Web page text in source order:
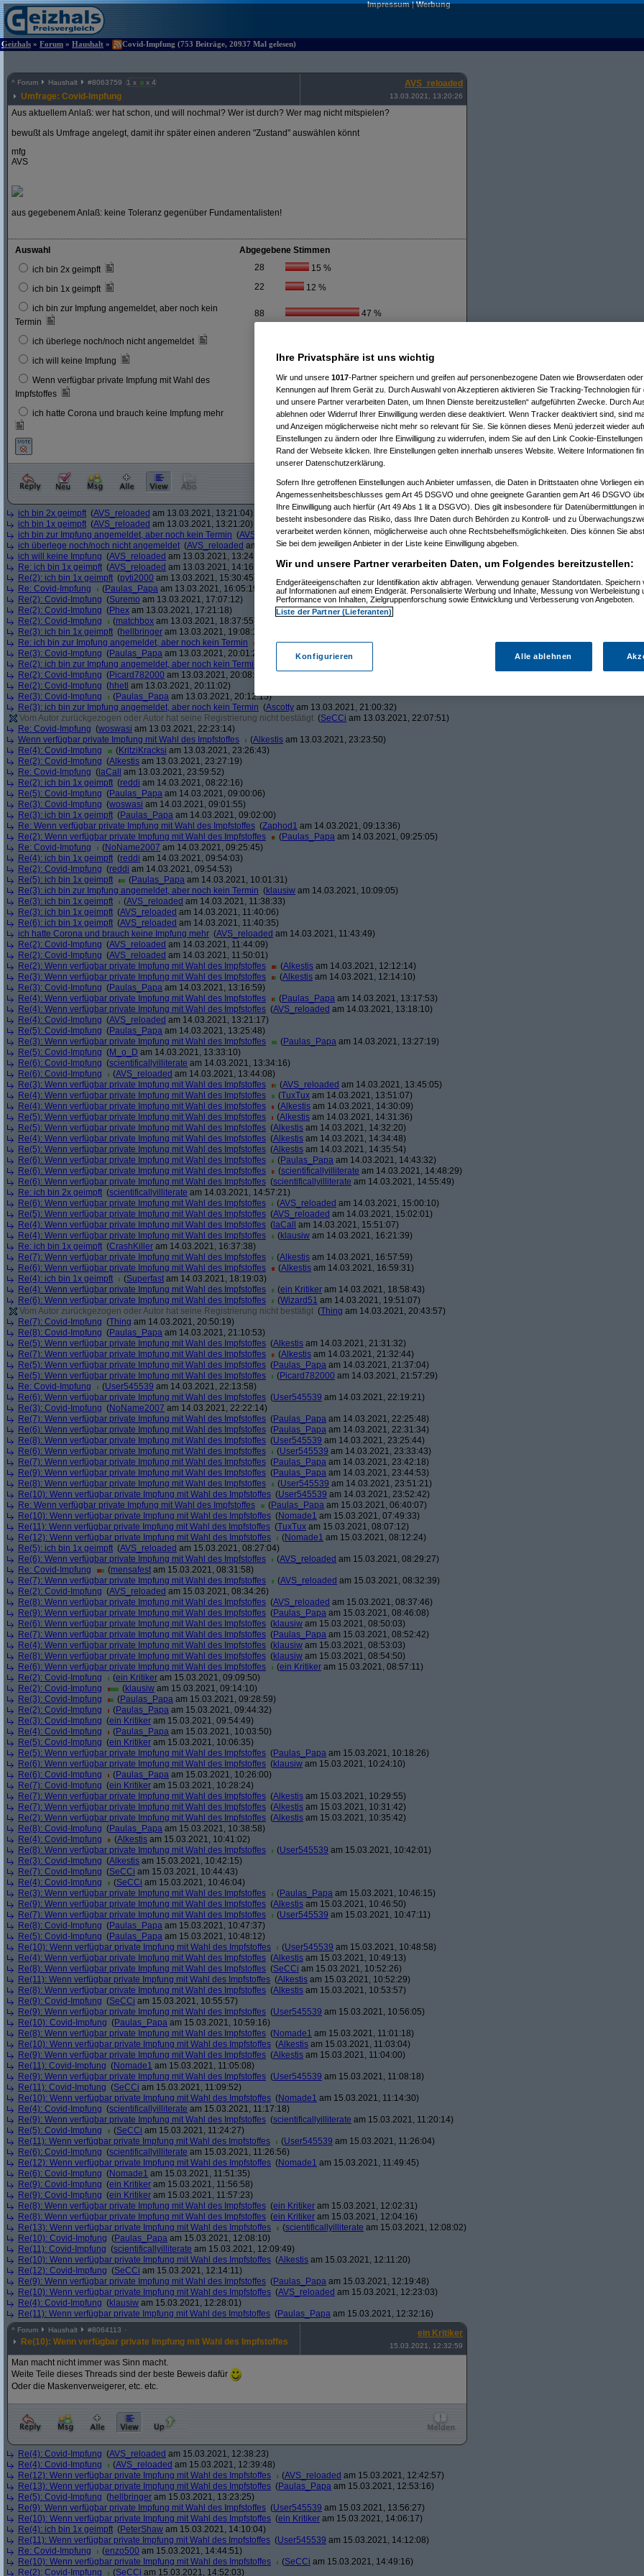
Impressum|Werbung
Geizhals » Forum » Haushalt » Covid-Impfung (753 Beiträge, 20937 Mal gelesen)
^ Forum Haushalt #8063759 1 x x 4
Umfrage: Covid-Impfung
AVS_reloaded
13.03.2021, 13:20:26
Aus aktuellem Anlaß: wer hat schon, und will nochmal? Wer ist durch? Wer mag nicht mitspielen?
bewußt als Umfrage angelegt, damit ihr später einen anderen "Zustand" auswählen könnt
mfg
AVS
aus gegebenem Anlaß: keine Toleranz gegenüber Fundamentalisten!
Auswahl
Abgegebene Stimmen
ich bin 2x geimpft
28 15 %
ich bin 1x geimpft 22 12 %
ich bin zur Impfung angemeldet, aber noch kein
Termin
88 47 %
ich überlege noch/noch nicht angemeldet
ich will keine Impfung 12 %
Wenn verfügbar private Impfung mit Wahl des
Impfstoffes
ich hatte Corona und brauch keine Impfung mehr 4 %
ich bin 2x geimpft (AVS_reloaded am 13.03.2021, 13:21:04)
ich bin 1x geimpft (AVS_reloaded am 13.03.2021, 13:21:20)
ich bin zur Impfung angemeldet, aber noch kein Termin (AVS_reloadedam 13.03.2021, 13:22:08)
ich überlege noch/noch nicht angemeldet (AVS_reloaded am 13.03.2021, 13:23:55)
ich will keine Impfung (AVS_reloaded am 13.03.2021, 13:24:12)
Re: ich bin 1x geimpft (AVS_reloaded am 13.03.2021, 14:16:51)
Re(2): ich bin 1x geimpft (pyti2000 am 13.03.2021, 15:30:45)
Re: Covid-Impfung
(Paulas_Papa am 13.03.2021, 16:05:19)
Re(2): Covid-Impfung (Suremo am 13.03.2021, 17:07:12)
Re(2): Covid-Impfung (Phex am 13.03.2021, 17:21:18)
Re(2): Covid-Impfung
(matchbox am 13.03.2021, 18:37:55)
Re(3): ich bin 1x geimpft (hellbringer am 13.03.2021, 19:08:15)
Re: ich bin zur Impfung angemeldet, aber noch kein Termin
Ascottyam 13.03.2021, 19:14:53)
Re(3): Covid-Impfung (Paulas_Papa am 13.03.2021, 20:01:29)
Re(2): ich bin zur Impfung angemeldet, aber noch kein Termin
Re(2): Covid-Impfung (Picard782000 am 13.03.2021, 20:08:50)
Re(2): Covid-Impfung (hhetl am 13.03.2021, 20:11:02)
Re(3): Covid-Impfung
(Paulas_Papa am 13.03.2021, 20:12:15)
Re(3): ich bin zur Impfung angemeldet, aber noch kein Termin (Ascotty am 13.03.2021, 21:00:32)
Vom Autor zurückgezogen oder Autor hat seine Registrierung nicht bestätigt (SeCCi am 13.03.2021, 22:07:51)
Re: Covid-Impfung (woswasi am 13.03.2021, 22:23:14)
Wenn verfügbar private Impfung mit Wahl des Impfstoffes
(Alkestis am 13.03.2021, 23:23:50)
Re(4): Covid-Impfung
(KritziKracksi am 13.03.2021, 23:26:43)
Re(2): Covid-Impfung (Alkestis am 13.03.2021, 23:27:19)
Re: Covid-Impfung ( laCall
am 13.03.2021, 23:59:52)
Re(2): ich bin 1x geimpft (reddi am 14.03.2021, 08:22:16)
Re(5): Covid-Impfung (Paulas_Papa am 14.03.2021, 09:00:06)
Re(3): Covid-Impfung (woswasi am 14.03.2021, 09:01:55)
Re(3): ich bin 1x geimpft (Paulas_Papa am 14.03.2021, 09:02:00)
Re: Wenn verfügbar private Impfung mit Wahl des Impfstoffes (Zaphod1 am 14.03.2021, 09:13:36)
Re(2): Wenn verfügbar private Impfung mit Wahl des Impfstoffes
(Paulas_Papa am 14.03.2021, 09:25:05)
Re: Covid-Impfung
(NoName2007 am 14.03.2021, 09:25:45)
Re(4): ich bin 1x geimpft (reddi am 14.03.2021, 09:54:03)
Re(2): Covid-Impfung (reddi am 14.03.2021, 09:54:53)
Re(5): ich bin 1x geimpft
(Paulas_Papa am 14.03.2021, 10:01:31)
Re(3): ich bin zur Impfung angemeldet, aber noch kein Termin (klausiw am 14.03.2021, 10:09:05)
Re(3): ich bin 1x geimpft
(AVS_reloaded am 14.03.2021, 11:38:33)
Re(3): ich bin 1x geimpft (AVS_reloaded am 14.03.2021, 11:40:06)
Re(6): ich bin 1x geimpft (AVS_reloaded am 14.03.2021, 11:40:35)
ich hatte Corona und brauch keine Impfung mehr (AVS_reloaded am 14.03.2021, 11:43:49)
Re(2): Covid-Impfung (AVS_reloaded am 14.03.2021, 11:44:09)
Re(2): Covid-Impfung (AVS_reloaded am 14.03.2021, 11:50:01)
Re(2): Wenn verfügbar private Impfung mit Wahl des Impfstoffes
(Alkestis am 14.03.2021, 12:12:14)
Re(3): Wenn verfügbar private Impfung mit Wahl des Impfstoffes
(Alkestis am 14.03.2021, 12:14:10)
Re(3): Covid-Impfung (Paulas_Papa am 14.03.2021, 13:16:59)
Re(4): Wenn verfügbar private Impfung mit Wahl des Impfstoffes
(Paulas_Papa am 14.03.2021, 13:17:53)
Re(4): Wenn verfügbar private Impfung mit Wahl des Impfstoffes (AVS_reloaded am 14.03.2021, 13:18:10)
Re(4): Covid-Impfung (AVS_reloaded am 14.03.2021, 13:21:17)
Re(5): Covid-Impfung (Paulas_Papa am 14.03.2021, 13:25:48)
Re(3): Wenn verfügbar private Impfung mit Wahl des Impfstoffes
(Paulas_Papa am 14.03.2021, 13:27:19)
Re(5): Covid-Impfung (M_o_D am 14.03.2021, 13:33:10)
Re(6): Covid-Impfung (scientificallyilliterate am 14.03.2021, 13:34:16)
Re(6): Covid-Impfung
(AVS_reloaded am 14.03.2021, 13:44:08)
Re(3): Wenn verfügbar private Impfung mit Wahl des Impfstoffes
(AVS_reloaded am 14.03.2021, 13:45:05)
Re(4): Wenn verfügbar private Impfung mit Wahl des Impfstoffes
(TuxTux am 14.03.2021, 13:51:07)
Re(4): Wenn verfügbar private Impfung mit Wahl des Impfstoffes
(Alkestis am 14.03.2021, 14:30:09)
Re(5): Wenn verfügbar private Impfung mit Wahl des Impfstoffes
(Alkestis am 14.03.2021, 14:31:36)
Re(5): Wenn verfügbar private Impfung mit Wahl des Impfstoffes (Alkestis am 14.03.2021, 14:32:20)
Re(4): Wenn verfügbar private Impfung mit Wahl des Impfstoffes (Alkestis am 14.03.2021, 14:34:48)
Re(5): Wenn verfügbar private Impfung mit Wahl des Impfstoffes (Alkestis am 14.03.2021, 14:35:54)
Re(6): Wenn verfügbar private Impfung mit Wahl des Impfstoffes
(Paulas_Papa am 14.03.2021, 14:43:32)
Re(6): Wenn verfügbar private Impfung mit Wahl des Impfstoffes
(scientificallyilliterate am 14.03.2021, 14:48:29)
Re(6): Wenn verfügbar private Impfung mit Wahl des Impfstoffes (scientificallyilliterate am 14.03.2021, 14:55:49)
Re: ich bin 2x geimpft (scientificallyilliterate am 14.03.2021, 14:57:21)
Re(6): Wenn verfügbar private Impfung mit Wahl des Impfstoffes
(AVS_reloaded am 14.03.2021, 15:00:10)
Re(5): Wenn verfügbar private Impfung mit Wahl des Impfstoffes (AVS_reloaded am 14.03.2021, 15:02:01)
Re(4): Wenn verfügbar private Impfung mit Wahl des Impfstoffes ( laCall
am 14.03.2021, 15:51:07)
Re(4): Wenn verfügbar private Impfung mit Wahl des Impfstoffes
(klausiw am 14.03.2021, 16:21:39)
Re: ich bin 1x geimpft (CrashKiller am 14.03.2021, 16:37:38)
Re(7): Wenn verfügbar private Impfung mit Wahl des Impfstoffes
(Alkestis am 14.03.2021, 16:57:59)
Re(6): Wenn verfügbar private Impfung mit Wahl des Impfstoffes
(Alkestis am 14.03.2021, 16:59:31)
Re(4): ich bin 1x geimpft
(Superfast am 14.03.2021, 18:19:03)
Re(4): Wenn verfügbar private Impfung mit Wahl des Impfstoffes
(ein Kritiker am 14.03.2021, 18:58:43)
Re(6): Wenn verfügbar private Impfung mit Wahl des Impfstoffes
(Wizard51 am 14.03.2021, 19:51:07)
Vom Autor zurückgezogen oder Autor hat seine Registrierung nicht bestätigt (Thing am 14.03.2021, 20:43:57)
Re(7): Covid-Impfung (Thing am 14.03.2021, 20:50:19)
Re(8): Covid-Impfung (Paulas_Papa am 14.03.2021, 21:10:53)
Re(5): Wenn verfügbar private Impfung mit Wahl des Impfstoffes (Alkestis am 14.03.2021, 21:31:32)
Re(7): Wenn verfügbar private Impfung mit Wahl des Impfstoffes
(Alkestis am 14.03.2021, 21:32:44)
Re(5): Wenn verfügbar private Impfung mit Wahl des Impfstoffes (Paulas_Papa am 14.03.2021, 21:37:04)
Re(5): Wenn verfügbar private Impfung mit Wahl des Impfstoffes
(Picard782000 am 14.03.2021, 21:57:29)
Re: Covid-Impfung
(User545539 am 14.03.2021, 22:13:58)
Re(6): Wenn verfügbar private Impfung mit Wahl des Impfstoffes (User545539 am 14.03.2021, 22:19:21)
Re(3): Covid-Impfung (NoName2007 am 14.03.2021, 22:22:14)
Re(7): Wenn verfügbar private Impfung mit Wahl des Impfstoffes (Paulas_Papa am 14.03.2021, 22:25:48)
Re(6): Wenn verfügbar private Impfung mit Wahl des Impfstoffes (Paulas_Papa am 14.03.2021, 22:31:34)
Re(8): Wenn verfügbar private Impfung mit Wahl des Impfstoffes (User545539 am 14.03.2021, 23:25:44)
Re(6): Wenn verfügbar private Impfung mit Wahl des Impfstoffes
(User545539 am 14.03.2021, 23:33:43)
Re(7): Wenn verfügbar private Impfung mit Wahl des Impfstoffes (Paulas_Papa am 14.03.2021, 23:42:18)
Re(9): Wenn verfügbar private Impfung mit Wahl des Impfstoffes (Paulas_Papa am 14.03.2021, 23:44:53)
Re(8): Wenn verfügbar private Impfung mit Wahl des Impfstoffes
(User545539 am 14.03.2021, 23:51:21)
Re(10): Wenn verfügbar private Impfung mit Wahl des Impfstoffes (User545539 am 14.03.2021, 23:52:42)
Re: Wenn verfügbar private Impfung mit Wahl des Impfstoffes
(Paulas_Papa am 15.03.2021, 06:40:07)
Re(10): Wenn verfügbar private Impfung mit Wahl des Impfstoffes (Nomade1 am 15.03.2021, 07:49:33)
Re(11): Wenn verfügbar private Impfung mit Wahl des Impfstoffes (TuxTux am 15.03.2021, 08:07:12)
Re(12): Wenn verfügbar private Impfung mit Wahl des Impfstoffes
(Nomade1 am 15.03.2021, 08:12:24)
Re(5): ich bin 1x geimpft (AVS_reloaded am 15.03.2021, 08:27:04)
Re(6): Wenn verfügbar private Impfung mit Wahl des Impfstoffes
(AVS_reloaded am 15.03.2021, 08:29:27)
Re: Covid-Impfung
(mensafest am 15.03.2021, 08:31:58)
Re(7): Wenn verfügbar private Impfung mit Wahl des Impfstoffes
(AVS_reloaded am 15.03.2021, 08:32:39)
Re(2): Covid-Impfung (AVS_reloaded am 15.03.2021, 08:34:26)
Re(8): Wenn verfügbar private Impfung mit Wahl des Impfstoffes (AVS_reloaded am 15.03.2021, 08:37:46)
Re(9): Wenn verfügbar private Impfung mit Wahl des Impfstoffes (Paulas_Papa am 15.03.2021, 08:46:08)
Re(6): Wenn verfügbar private Impfung mit Wahl des Impfstoffes (klausiw am 15.03.2021, 08:50:03)
Re(7): Wenn verfügbar private Impfung mit Wahl des Impfstoffes (Paulas_Papa am 15.03.2021, 08:52:42)
Re(4): Wenn verfügbar private Impfung mit Wahl des Impfstoffes (klausiw am 15.03.2021, 08:53:03)
Re(8): Wenn verfügbar private Impfung mit Wahl des Impfstoffes (klausiw am 15.03.2021, 08:54:50)
Re(6): Wenn verfügbar private Impfung mit Wahl des Impfstoffes
(ein Kritiker am 15.03.2021, 08:57:11)
Re(2): Covid-Impfung
(ein Kritiker am 15.03.2021, 09:09:50)
Re(2): Covid-Impfung
(klausiw am 15.03.2021, 09:14:10)
Re(3): Covid-Impfung
(Paulas_Papa am 15.03.2021, 09:28:59)
Re(2): Covid-Impfung
(Paulas_Papa am 15.03.2021, 09:44:32)
Re(3): Covid-Impfung (ein Kritiker am 15.03.2021, 09:54:49)
Re(4): Covid-Impfung
(Paulas_Papa am 15.03.2021, 10:03:50)
Re(5): Covid-Impfung (ein Kritiker am 15.03.2021, 10:06:35)
Re(5): Wenn verfügbar private Impfung mit Wahl des Impfstoffes (Paulas_Papa am 15.03.2021, 10:18:26)
Re(6): Wenn verfügbar private Impfung mit Wahl des Impfstoffes (klausiw am 15.03.2021, 10:24:10)
Re(6): Covid-Impfung
(Paulas_Papa am 15.03.2021, 10:26:00)
Re(7): Covid-Impfung (ein Kritiker am 15.03.2021, 10:28:24)
Re(7): Wenn verfügbar private Impfung mit Wahl des Impfstoffes (Alkestis am 15.03.2021, 10:29:55)
Re(7): Wenn verfügbar private Impfung mit Wahl des Impfstoffes (Alkestis am 15.03.2021, 10:31:42)
Re(2): Wenn verfügbar private Impfung mit Wahl des Impfstoffes (Alkestis am 15.03.2021, 10:35:42)
Re(8): Covid-Impfung (Paulas_Papa am 15.03.2021, 10:38:58)
Re(4): Covid-Impfung
(Alkestis am 15.03.2021, 10:41:02)
Re(8): Wenn verfügbar private Impfung mit Wahl des Impfstoffes
(User545539 am 15.03.2021, 10:42:01)
Re(3): Covid-Impfung (Alkestis am 15.03.2021, 10:42:15)
Re(7): Covid-Impfung (SeCCi am 15.03.2021, 10:44:43)
Re(4): Covid-Impfung
(SeCCi am 15.03.2021, 10:46:04)
Re(3): Wenn verfügbar private Impfung mit Wahl des Impfstoffes
(Paulas_Papa am 15.03.2021, 10:46:15)
Re(9): Wenn verfügbar private Impfung mit Wahl des Impfstoffes (Alkestis am 15.03.2021, 10:46:50)
Re(7): Wenn verfügbar private Impfung mit Wahl des Impfstoffes
(User545539 am 15.03.2021, 10:47:11)
Re(8): Covid-Impfung (Paulas_Papa am 15.03.2021, 10:47:37)
Re(5): Covid-Impfung (Paulas_Papa am 15.03.2021, 10:48:12)
Re(10): Wenn verfügbar private Impfung mit Wahl des Impfstoffes
(User545539 am 15.03.2021, 10:48:58)
Re(4): Wenn verfügbar private Impfung mit Wahl des Impfstoffes (Alkestis am 15.03.2021, 10:49:13)
Re(8): Wenn verfügbar private Impfung mit Wahl des Impfstoffes (SeCCi am 15.03.2021, 10:52:26)
Re(11): Wenn verfügbar private Impfung mit Wahl des Impfstoffes (Alkestis am 15.03.2021, 10:52:29)
Re(8): Wenn verfügbar private Impfung mit Wahl des Impfstoffes (Alkestis am 15.03.2021, 10:53:57)
Re(9): Covid-Impfung (SeCCi am 15.03.2021, 10:55:57)
Re(9): Wenn verfügbar private Impfung mit Wahl des Impfstoffes (User545539 am 15.03.2021, 10:56:05)
Re(10): Covid-Impfung (Paulas_Papa am 15.03.2021, 10:59:16)
Re(8): Wenn verfügbar private Impfung mit Wahl des Impfstoffes (Nomade1 am 15.03.2021, 11:01:18)
Re(10): Wenn verfügbar private Impfung mit Wahl des Impfstoffes (Alkestis am 15.03.2021, 11:03:04)
Re(9): Wenn verfügbar private Impfung mit Wahl des Impfstoffes (Alkestis am 15.03.2021, 11:04:00)
Re(11): Covid-Impfung (Nomade1 am 15.03.2021, 11:05:08)
Re(9): Wenn verfügbar private Impfung mit Wahl des Impfstoffes (User545539 am 15.03.2021, 11:08:18)
Re(11): Covid-Impfung (SeCCi am 15.03.2021, 11:09:52)
Re(10): Wenn verfügbar private Impfung mit Wahl des Impfstoffes (Nomade1 am 15.03.2021, 11:14:30)
Re(4): Covid-Impfung (scientificallyilliterate am 15.03.2021, 11:17:18)
Re(9): Wenn verfügbar private Impfung mit Wahl des Impfstoffes (scientificallyilliterate am 15.03.2021, 11:20:14)
Re(5): Covid-Impfung
(SeCCi am 15.03.2021, 11:24:27)
Re(11): Wenn verfügbar private Impfung mit Wahl des Impfstoffes
(User545539 am 15.03.2021, 11:26:04)
Re(6): Covid-Impfung (scientificallyilliterate am 15.03.2021, 11:26:56)
Re(12): Wenn verfügbar private Impfung mit Wahl des Impfstoffes (Nomade1 am 15.03.2021, 11:49:45)
Re(6): Covid-Impfung (Nomade1 am 15.03.2021, 11:51:35)
Re(9): Covid-Impfung (ein Kritiker am 15.03.2021, 11:56:58)
Re(9): Covid-Impfung (ein Kritiker am 15.03.2021, 11:57:23)
Re(8): Wenn verfügbar private Impfung mit Wahl des Impfstoffes (ein Kritiker am 15.03.2021, 12:02:31)
Re(8): Wenn verfügbar private Impfung mit Wahl des Impfstoffes (ein Kritiker am 15.03.2021, 12:04:16)
Re(13): Wenn verfügbar private Impfung mit Wahl des Impfstoffes
(scientificallyilliterate am 15.03.2021, 12:08:02)
Re(10): Covid-Impfung (Paulas_Papa am 15.03.2021, 12:08:10)
Re(11): Covid-Impfung (scientificallyilliterate am 15.03.2021, 12:09:49)
Re(10): Wenn verfügbar private Impfung mit Wahl des Impfstoffes (Alkestis am 15.03.2021, 12:11:20)
Re(12): Covid-Impfung (SeCCi am 15.03.2021, 12:14:11)
Re(9): Wenn verfügbar private Impfung mit Wahl des Impfstoffes (Paulas_Papa am 15.03.2021, 12:19:48)
Re(10): Wenn verfügbar private Impfung mit Wahl des Impfstoffes (AVS_reloaded am 15.03.2021, 12:23:03)
Re(4): Covid-Impfung (klausiw am 15.03.2021, 12:28:01)
Re(11): Wenn verfügbar private Impfung mit Wahl des Impfstoffes (Paulas_Papa am 15.03.2021, 12:32:16)
^ Forum Haushalt #8064113
Re(10): Wenn verfügbar private Impfung mit Wahl des Impfstoffes
ein Kritiker
15.03.2021, 12:32:59
Man macht nicht immer was Sinn macht.
Weite Teile dieses Threads sind der beste Beweis dafür
Oder die Maskenverweigerer, etc. etc.
Re(4): Covid-Impfung (AVS_reloaded am 15.03.2021, 12:38:23)
Re(4): Covid-Impfung
(AVS_reloaded am 15.03.2021, 12:39:48)
Re(12): Wenn verfügbar private Impfung mit Wahl des Impfstoffes
(AVS_reloaded am 15.03.2021, 12:42:57)
Re(13): Wenn verfügbar private Impfung mit Wahl des Impfstoffes (Paulas_Papa am 15.03.2021, 12:53:16)
Re(5): Covid-Impfung (hellbringer am 15.03.2021, 13:23:25)
Re(9): Wenn verfügbar private Impfung mit Wahl des Impfstoffes (User545539 am 15.03.2021, 13:56:27)
Re(10): Wenn verfügbar private Impfung mit Wahl des Impfstoffes (ein Kritiker am 15.03.2021, 14:06:17)
Re(4): ich bin 1x geimpft (PeterShaw am 15.03.2021, 14:10:04)
Re(11): Wenn verfügbar private Impfung mit Wahl des Impfstoffes (User545539 am 15.03.2021, 14:12:08)
Re: Covid-Impfung
(enzo500 am 15.03.2021, 14:44:51)
Re(10): Wenn verfügbar private Impfung mit Wahl des Impfstoffes
(SeCCi am 15.03.2021, 14:49:16)
Re(2): Covid-Impfung
(SeCCi am 15.03.2021, 14:52:03)
Ihre Privatsphäre ist uns wichtig
Wir und unsere 1017-Partner speichern und greifen auf personenbezogene Daten wie Browserdaten
Kennungen auf Ihrem Gerät zu. Durch Auswahl von Akzeptieren aktivieren Sie Tracking-Technologien für
und unsere Partner verarbeiten Daten, um Ihnen Dienste bereitzustellen“ aufgeführten Zwecke. Durch
ablehnen oder Widerruf Ihrer Einwilligung werden diese deaktiviert. Wenn Tracker deaktiviert sind, sind
und Anzeigen möglicherweise nicht mehr so relevant für Sie. Sie können dieses Menü jederzeit wieder
Einstellungen zu ändern oder Ihre Einwilligung zu widerrufen, indem Sie auf den Link Cookie-
Rand der Webseite klicken. Ihre Einstellungen gelten innerhalb unseres Website. Weitere Informationen
unserer Datenschutzerklärung.
Sofern Ihre getroffenen Einstellungen auch Anbieter umfassen, die Daten in Drittstaaten ohne Vorliegen
Angemessenheitsbeschlusses gem Art 45 DSGVO und ohne geeignete Garantien gem Art 46 DSGVO
Ihre Einwilligung auch hierfür (Art 49 Abs 1 lit a DSGVO). Dies gilt insbesondere für Datenübermittlungen
besteht insbesondere das Risiko, dass Ihre Daten durch Behörden zu Kontroll- und zu
verarbeitet werden können, möglicherweise auch ohne Rechtsbehelfsmöglichkeiten. Dies können Sie
Sie bei dem jeweiligen Anbieter in der Liste keine Einwilligung abgeben.
Wir und unsere Partner verarbeiten Daten, um Folgendes bereitzustellen:
Endgeräteeigenschaften zur Identifikation aktiv abfragen. Verwendung genauer Standortdaten. Speichern
auf Informationen auf einem Endgerät. Personalisierte Werbung und Inhalte, Messung von Werbeleistung
Performance von Inhalten, Zielgruppenforschung sowie Entwicklung und Verbesserung von Angeboten.
Liste der Partner (Lieferanten)
Konfigurieren Alle ablehnen